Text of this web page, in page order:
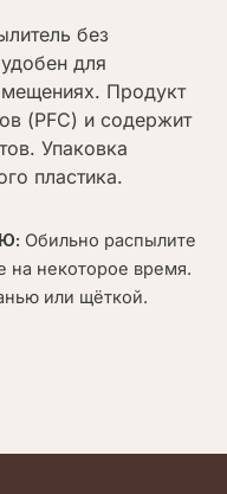
без
для
Продукт
(PFC) и содержит
Упаковка
пластика.
Обильно распылите
на некоторое время.
или щёткой.